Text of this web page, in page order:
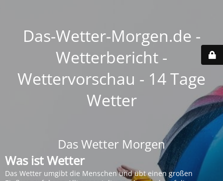
Das-Wetter-Morgen.de -
Wetterbericht -
Wettervorschau - 14 Tage
Wetter
Das Wetter Morgen
Was ist Wetter
Das Wetter umgibt die Menschen und übt einen großen